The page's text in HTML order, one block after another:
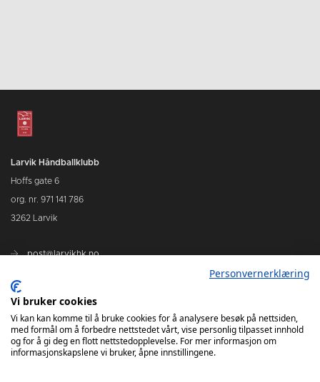
Larvik Håndballklubb
Hoffs gate 6
org. nr. 971 141 786
3262 Larvik
post@larvikhk.no
Personvernerklæring
Vi bruker cookies
Vi kan kan komme til å bruke cookies for å analysere besøk på nettsiden,
med formål om å forbedre nettstedet vårt, vise personlig tilpasset innhold
og for å gi deg en flott nettstedopplevelse. For mer informasjon om
informasjonskapslene vi bruker, åpne innstillingene.